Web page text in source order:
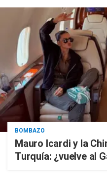
BOMBAZO
Mauro Icardi y la
Turquía: ¿vuelve al